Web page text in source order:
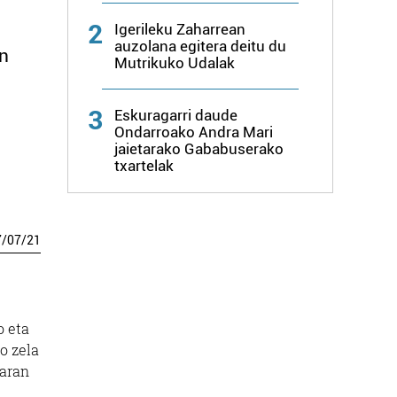
/07/21
eta
zela
2
Igerileku Zaharrean
auzolana egitera deitu du
Mutrikuko Udalak
3
Eskuragarri daude
Ondarroako Andra Mari
jaietarako Gababuserako
txartelak